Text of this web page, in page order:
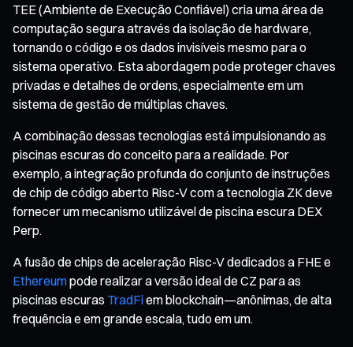
TEE (Ambiente de Execução Confiável) cria uma área de
computação segura através da isolação de hardware,
tornando o código e os dados invisíveis mesmo para o
sistema operativo. Esta abordagem pode proteger chaves
privadas e detalhes de ordens, especialmente em um
sistema de gestão de múltiplas chaves.
A combinação dessas tecnologias está impulsionando as
piscinas escuras do conceito para a realidade. Por
exemplo, a integração profunda do conjunto de instruções
de chip de código aberto Risc-V com a tecnologia ZK deve
fornecer um mecanismo utilizável de piscina escura DEX
Perp.
A fusão de chips de aceleração Risc-V dedicados a FHE e
Ethereumpode realizar a versão ideal de CZ para as
piscinas escuras TradFiem blockchain—anônimas, de alta
frequência e em grande escala, tudo em um.